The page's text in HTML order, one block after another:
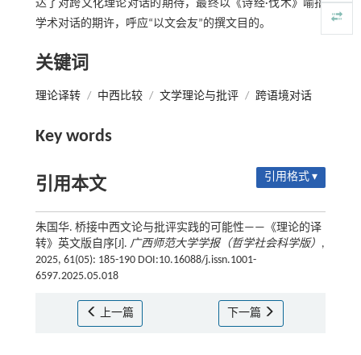
达了对跨文化理论对话的期待，最终以《诗经·伐木》喻指
学术对话的期许，呼应“以文会友”的撰文目的。
关键词
理论译转 / 中西比较 / 文学理论与批评 / 跨语境对话
Key words
引用本文 引用格式 ▾
朱国华. 桥接中西文论与批评实践的可能性——《理论的译
转》英文版自序[J]. 广西师范大学学报（哲学社会科学版） ,
2025, 61(05): 185-190 DOI:10.16088/j.issn.1001-
6597.2025.05.018
上一篇 下一篇